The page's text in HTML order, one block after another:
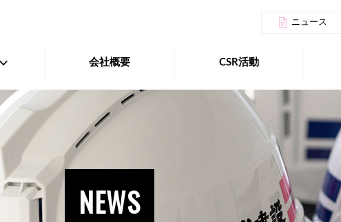
ニュース
会社概要 CSR活動
NEWS